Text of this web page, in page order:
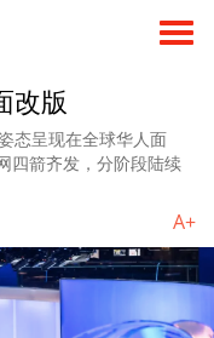
改版
态呈现在全球华人面
四箭齐发，分阶段陆续
A+